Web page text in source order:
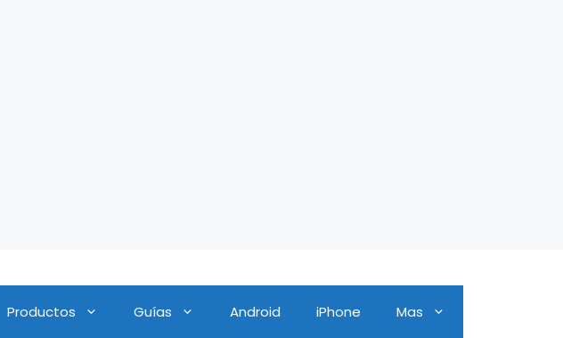
Productos Guías Android iPhone Mas